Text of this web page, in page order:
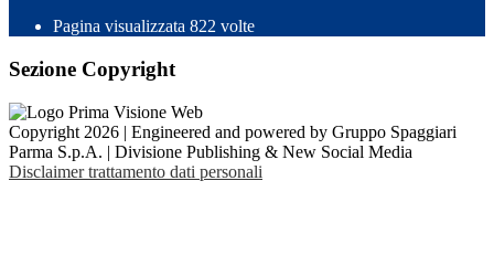
Pagina visualizzata 822 volte
Sezione Copyright
Copyright 2026 | Engineered and powered by Gruppo Spaggiari
Parma S.p.A. | Divisione Publishing & New Social Media
Disclaimer trattamento dati personali